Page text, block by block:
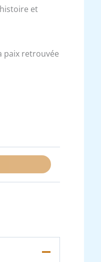
et
paix retrouvée